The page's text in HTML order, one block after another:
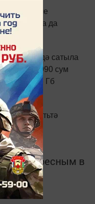
вәкиле
буенча да
3 ноябрьдә сатыла
79 990 сум
яки 256 Гб
бер сәгатьтә
и интересным в